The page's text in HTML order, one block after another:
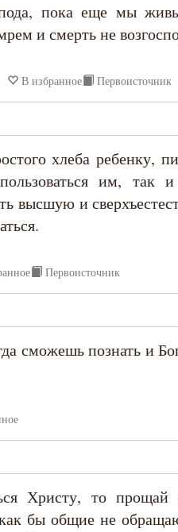
пока еще мы
и смерть не
В избранное Первоисточник
хлеба ребенку,
им,
высшую и
Первоисточник
сможешь познать и
Христу, то
бы общие не